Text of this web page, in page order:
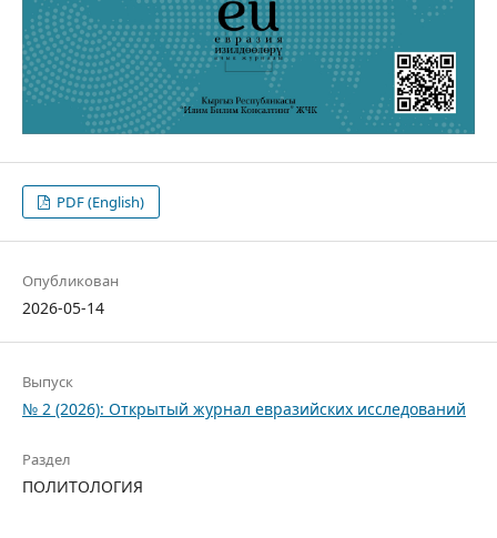
PDF (English)
Опубликован
2026-05-14
Выпуск
№ 2 (2026): Открытый журнал евразийских исследований
Раздел
ПОЛИТОЛОГИЯ